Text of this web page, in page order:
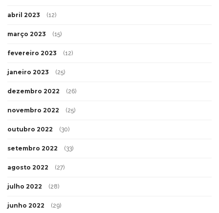
abril 2023 (12)
março 2023 (15)
fevereiro 2023 (12)
janeiro 2023 (25)
dezembro 2022 (26)
novembro 2022 (25)
outubro 2022 (30)
setembro 2022 (33)
agosto 2022 (27)
julho 2022 (28)
junho 2022 (29)